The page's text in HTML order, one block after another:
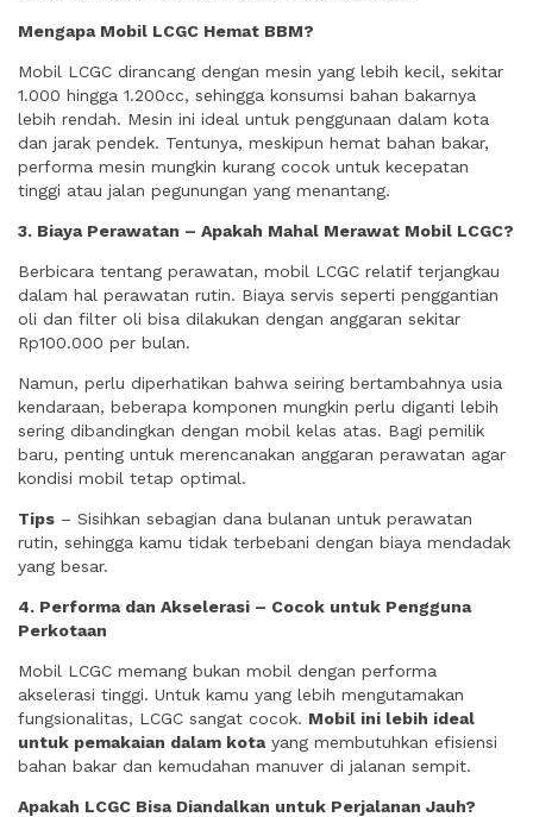
Mengapa Mobil LCGC Hemat BBM?
Mobil LCGC dirancang dengan mesin yang lebih kecil, sekitar
1.000 hingga 1.200cc, sehingga konsumsi bahan bakarnya
lebih rendah. Mesin ini ideal untuk penggunaan dalam kota
dan jarak pendek. Tentunya, meskipun hemat bahan bakar,
performa mesin mungkin kurang cocok untuk kecepatan
tinggi atau jalan pegunungan yang menantang.
3. Biaya Perawatan – Apakah Mahal Merawat Mobil LCGC?
Berbicara tentang perawatan, mobil LCGC relatif terjangkau
dalam hal perawatan rutin. Biaya servis seperti penggantian
oli dan filter oli bisa dilakukan dengan anggaran sekitar
Rp100.000 per bulan.
Namun, perlu diperhatikan bahwa seiring bertambahnya usia
kendaraan, beberapa komponen mungkin perlu diganti lebih
sering dibandingkan dengan mobil kelas atas. Bagi pemilik
baru, penting untuk merencanakan anggaran perawatan agar
kondisi mobil tetap optimal.
Tips – Sisihkan sebagian dana bulanan untuk perawatan
rutin, sehingga kamu tidak terbebani dengan biaya mendadak
yang besar.
4. Performa dan Akselerasi – Cocok untuk Pengguna
Perkotaan
Mobil LCGC memang bukan mobil dengan performa
akselerasi tinggi. Untuk kamu yang lebih mengutamakan
fungsionalitas, LCGC sangat cocok. Mobil ini lebih ideal
untuk pemakaian dalam kotayang membutuhkan efisiensi
bahan bakar dan kemudahan manuver di jalanan sempit.
Apakah LCGC Bisa Diandalkan untuk Perjalanan Jauh?